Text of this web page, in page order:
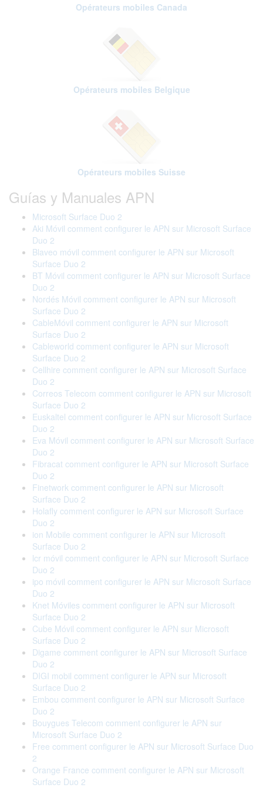
Opérateurs mobiles Canada
Opérateurs mobiles Belgique
Opérateurs mobiles Suisse
Guías y Manuales APN
Microsoft Surface Duo 2
Aki Móvil comment configurer le APN sur Microsoft Surface
Duo 2
Blaveo móvil comment configurer le APN sur Microsoft
Surface Duo 2
BT Móvil comment configurer le APN sur Microsoft Surface
Duo 2
Nordés Móvil comment configurer le APN sur Microsoft
Surface Duo 2
CableMóvil comment configurer le APN sur Microsoft
Surface Duo 2
Cableworld comment configurer le APN sur Microsoft
Surface Duo 2
Cellhire comment configurer le APN sur Microsoft Surface
Duo 2
Correos Telecom comment configurer le APN sur Microsoft
Surface Duo 2
Euskaltel comment configurer le APN sur Microsoft Surface
Duo 2
Eva Móvil comment configurer le APN sur Microsoft Surface
Duo 2
Fibracat comment configurer le APN sur Microsoft Surface
Duo 2
Finetwork comment configurer le APN sur Microsoft
Surface Duo 2
Holafly comment configurer le APN sur Microsoft Surface
Duo 2
ion Mobile comment configurer le APN sur Microsoft
Surface Duo 2
lcr móvil comment configurer le APN sur Microsoft Surface
Duo 2
ipo móvil comment configurer le APN sur Microsoft Surface
Duo 2
Knet Móviles comment configurer le APN sur Microsoft
Surface Duo 2
Cube Móvil comment configurer le APN sur Microsoft
Surface Duo 2
Digame comment configurer le APN sur Microsoft Surface
Duo 2
DIGI mobil comment configurer le APN sur Microsoft
Surface Duo 2
Embou comment configurer le APN sur Microsoft Surface
Duo 2
Bouygues Telecom comment configurer le APN sur
Microsoft Surface Duo 2
Free comment configurer le APN sur Microsoft Surface Duo
2
Orange France comment configurer le APN sur Microsoft
Surface Duo 2